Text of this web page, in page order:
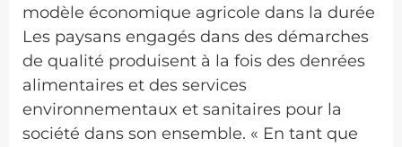
modèle économique agricole dans la durée
Les paysans engagés dans des démarches
de qualité produisent à la fois des denrées
alimentaires et des services
environnementaux et sanitaires pour la
société dans son ensemble. « En tant que